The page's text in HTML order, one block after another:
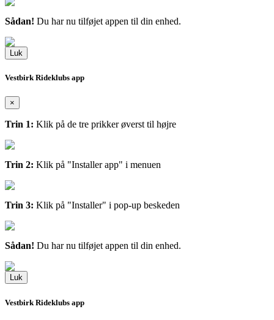
Sådan! Du har nu tilføjet appen til din enhed.
Luk
Vestbirk Rideklubs app
×
Trin 1: Klik på de tre prikker øverst til højre
Trin 2: Klik på "Installer app" i menuen
Trin 3: Klik på "Installer" i pop-up beskeden
Sådan! Du har nu tilføjet appen til din enhed.
Luk
Vestbirk Rideklubs app